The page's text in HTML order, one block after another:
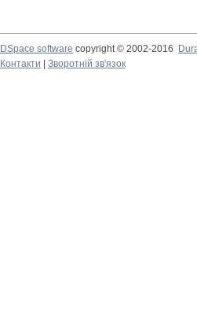
DSpace software copyright © 2002-2016
Контакти
Зворотній зв'язок